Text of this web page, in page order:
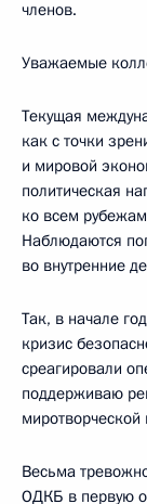
членов.
Уважаемые
Текущая
как с точки
и мировой
политическая
ко всем
Наблюдаются
во внутренние
Так, в начале
кризис
среагировали
поддерживаю
миротворческой
Весьма
ОДКБ в первую